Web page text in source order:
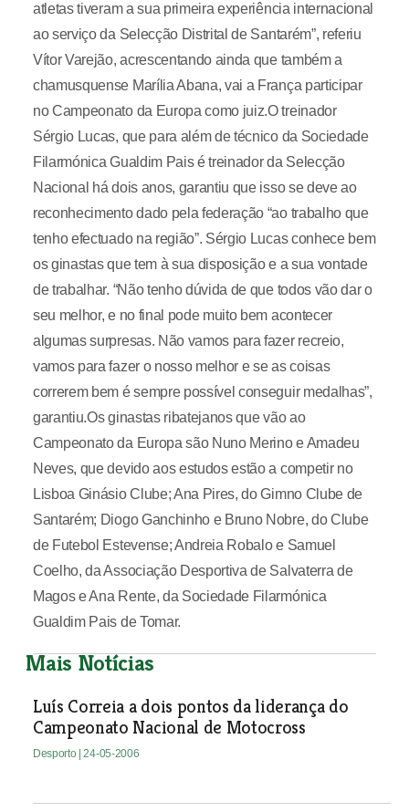
atletas tiveram a sua primeira experiência internacional
ao serviço da Selecção Distrital de Santarém”, referiu
Vítor Varejão, acrescentando ainda que também a
chamusquense Marília Abana, vai a França participar
no Campeonato da Europa como juiz.O treinador
Sérgio Lucas, que para além de técnico da Sociedade
Filarmónica Gualdim Pais é treinador da Selecção
Nacional há dois anos, garantiu que isso se deve ao
reconhecimento dado pela federação “ao trabalho que
tenho efectuado na região”. Sérgio Lucas conhece bem
os ginastas que tem à sua disposição e a sua vontade
de trabalhar. “Não tenho dúvida de que todos vão dar o
seu melhor, e no final pode muito bem acontecer
algumas surpresas. Não vamos para fazer recreio,
vamos para fazer o nosso melhor e se as coisas
correrem bem é sempre possível conseguir medalhas”,
garantiu.Os ginastas ribatejanos que vão ao
Campeonato da Europa são Nuno Merino e Amadeu
Neves, que devido aos estudos estão a competir no
Lisboa Ginásio Clube; Ana Pires, do Gimno Clube de
Santarém; Diogo Ganchinho e Bruno Nobre, do Clube
de Futebol Estevense; Andreia Robalo e Samuel
Coelho, da Associação Desportiva de Salvaterra de
Magos e Ana Rente, da Sociedade Filarmónica
Gualdim Pais de Tomar.
Mais Notícias
Luís Correia a dois pontos da liderança do
Campeonato Nacional de Motocross
Desporto | 24-05-2006